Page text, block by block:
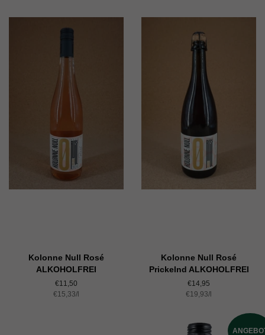
Kolonne Null Rosé
ALKOHOLFREI
Normaler
Preis
€11,50
Einzelpreis
€15,33/
Kolonne Null Rosé
Prickelnd ALKOHOLFREI
Normaler
Preis
€14,95
Einzelpreis
€19,93/